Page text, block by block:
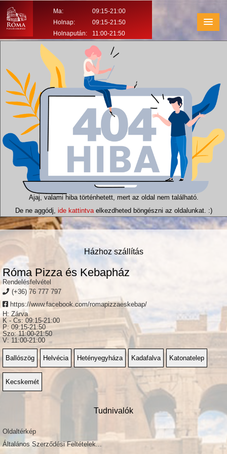
Ma:
09:15-21:00
Holnap:
09:15-21:50
Holnapután:
11:00-21:50
Ajaj, valami hiba történhetett, mert az oldal nem található.
De ne aggódj,ide kattintvaelkezdheted böngészni az oldalunkat. :)
Házhoz szállítás
Róma Pizza és Kebapház
Rendelésfelvétel
(+36) 76 777 797
https://www.facebook.com/romapizzaeskebap/
H: Zárva
K - Cs: 09:15-21:00
P: 09:15-21:50
Szo: 11:00-21:50
V: 11:00-21:00
Ballószög Helvécia Hetényegyháza Kadafalva Katonatelep
Kecskemét
Tudnivalók
Oldaltérkép
Általános Szerződési Feltételek...